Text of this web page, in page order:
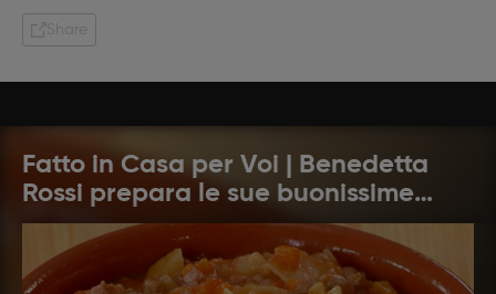
Share
Fatto in Casa per Voi | Benedetta
Rossi prepara le sue buonissime
ricette: pronti a cucinare?